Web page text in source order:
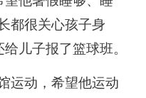
都很关心孩子身
儿子报了篮球班。
动，希望他运动